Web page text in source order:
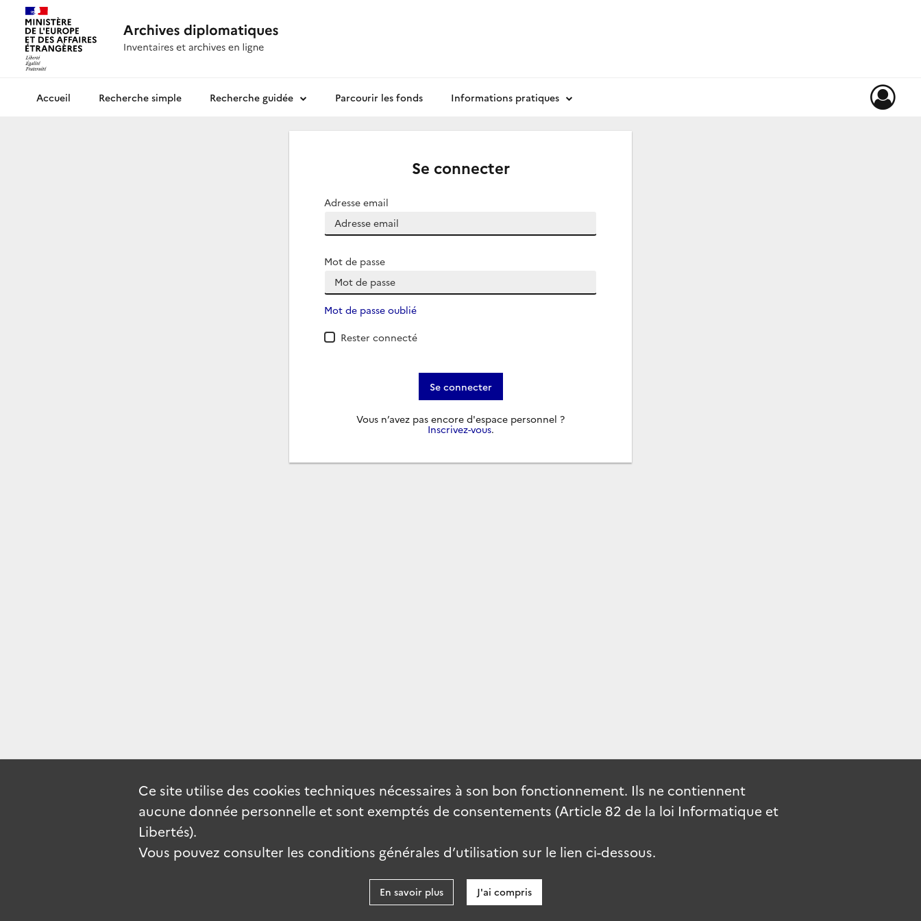
Archives diplomatiquesRecherche simple Recherche guidée Parcourir les fonds Informations pratiques
Se connecter
Adresse email
Mot de passe
Mot de passe oublié
Rester connecté
Se connecter
Vous n’avez pas encore d'espace personnel ?
Inscrivez-vous.
Ce site utilise des cookies techniques nécessaires à son bon fonctionnement. Ils ne contiennent
aucune donnée personnelle et sont exemptés de consentements (Article 82 de la loi Informatique et
Libertés).
Vous pouvez consulter les conditions générales d’utilisation sur le lien ci-dessous.
En savoir plus J'ai compris